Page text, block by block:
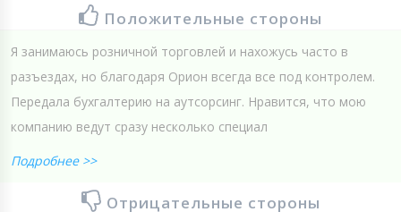
Положительные стороны
Я занимаюсь розничной торговлей и нахожусь часто в
разъездах, но благодаря Орион всегда все под контролем.
Передала бухгалтерию на аутсорсинг. Нравится, что мою
компанию ведут сразу несколько специал
Подробнее >>
Отрицательные стороны